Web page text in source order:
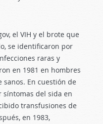
el VIH y el brote que
se identificaron por
raras y
en 1981 en hombres
sanos. En cuestión de
síntomas del sida en
transfusiones de
en 1983,